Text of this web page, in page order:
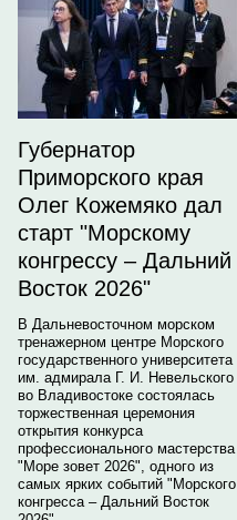
Губернатор
Приморского края
Олег Кожемяко дал
старт "Морскому
конгрессу – Дальний
Восток 2026"
В Дальневосточном морском
тренажерном центре Морского
государственного университета
им. адмирала Г. И. Невельского
во Владивостоке состоялась
торжественная церемония
открытия конкурса
профессионального мастерства
"Море зовет 2026", одного из
самых ярких событий "Морского
конгресса – Дальний Восток